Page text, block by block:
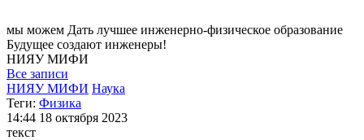
мы можем Дать лучшее инженерно-физическое образование
Будущее создают инженеры!
НИЯУМИФИ
Все записи
НИЯУ МИФИ Наука
Теги: Физика
14:44 18 октября 2023
текст